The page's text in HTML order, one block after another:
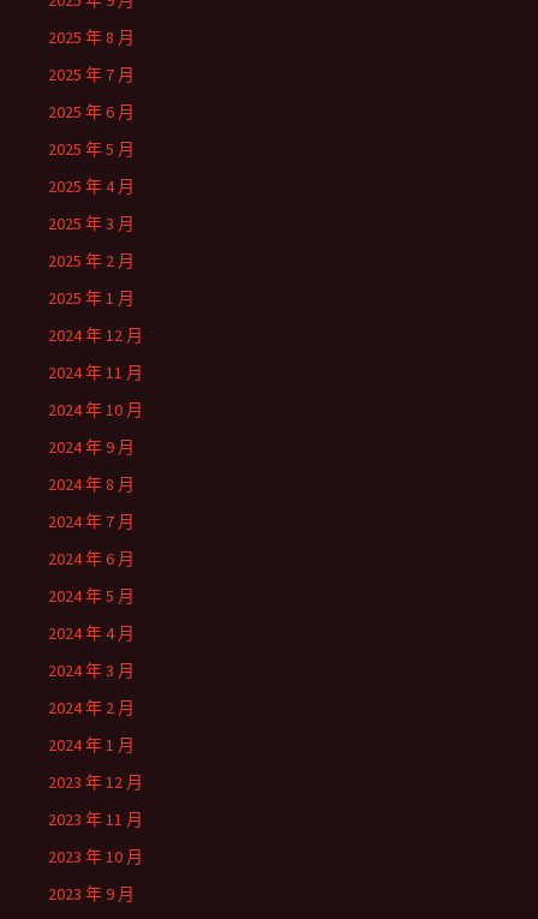
2025 年 8 月
2025 年 7 月
2025 年 6 月
2025 年 5 月
2025 年 4 月
2025 年 3 月
2025 年 2 月
2025 年 1 月
2024 年 12 月
2024 年 11 月
2024 年 10 月
2024 年 9 月
2024 年 8 月
2024 年 7 月
2024 年 6 月
2024 年 5 月
2024 年 4 月
2024 年 3 月
2024 年 2 月
2024 年 1 月
2023 年 12 月
2023 年 11 月
2023 年 10 月
2023 年 9 月